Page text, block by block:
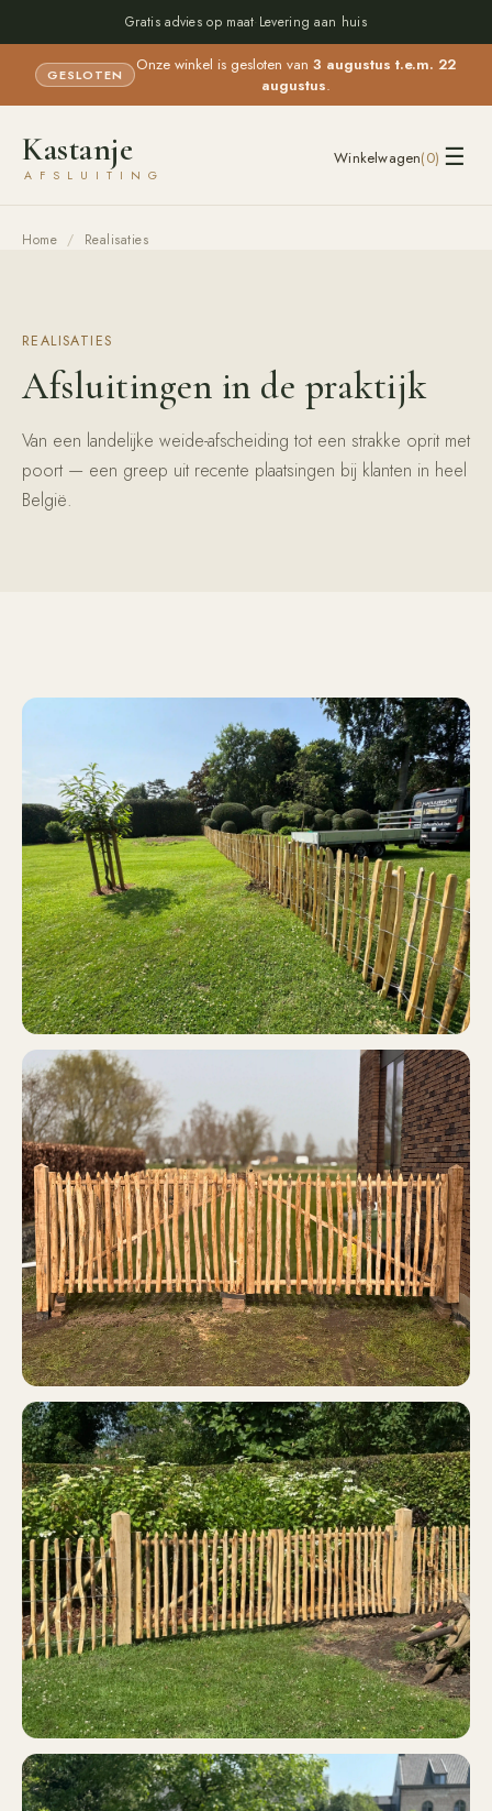
Gratis advies op maat· Levering aan huis
GESLOTEN Onze winkel is gesloten van 3 augustus t.e.m. 22
augustus.
☰
Kastanje
AFSLUITING
Winkelwagen(0)
Home / Realisaties
REALISATIES
Afsluitingen in de praktijk
Van een landelijke weide-afscheiding tot een strakke oprit met
poort — een greep uit recente plaatsingen bij klanten in heel
België.